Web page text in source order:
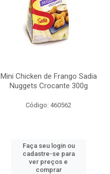
Mini Chicken de Frango Sadia
Nuggets Crocante 300g
Código: 460562
Faça seu login ou
cadastre-se para
ver preços e
comprar